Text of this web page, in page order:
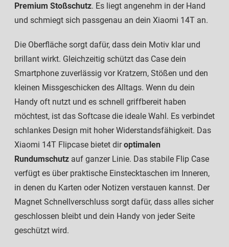
Premium Stoßschutz. Es liegt angenehm in der Hand
und schmiegt sich passgenau an dein Xiaomi 14T an.
Die Oberfläche sorgt dafür, dass dein Motiv klar und
brillant wirkt. Gleichzeitig schützt das Case dein
Smartphone zuverlässig vor Kratzern, Stößen und den
kleinen Missgeschicken des Alltags. Wenn du dein
Handy oft nutzt und es schnell griffbereit haben
möchtest, ist das Softcase die ideale Wahl. Es verbindet
schlankes Design mit hoher Widerstandsfähigkeit. Das
Xiaomi 14T Flipcase bietet diroptimalen
Rundumschutz auf ganzer Linie. Das stabile Flip Case
verfügt es über praktische Einstecktaschen im Inneren,
in denen du Karten oder Notizen verstauen kannst. Der
Magnet Schnellverschluss sorgt dafür, dass alles sicher
geschlossen bleibt und dein Handy von jeder Seite
geschützt wird.